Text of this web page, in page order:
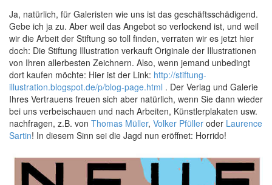
Ja, natürlich, für Galeristen wie uns ist das geschäftsschädigend.
Gebe ich ja zu. Aber weil das Angebot so verlockend ist, und weil
wir die Arbeit der Stiftung so toll finden, verraten wir es jetzt hier
doch: Die Stiftung Illustration verkauft Originale der Illustrationen
von Ihren allerbesten Zeichnern. Also, wenn jemand unbedingt
dort kaufen möchte: Hier ist der Link: http://stiftung-
illustration.blogspot.de/p/blog-page.html . Der Verlag und Galerie
Ihres Vertrauens freuen sich aber natürlich, wenn Sie dann wieder
bei uns verbeischauen und nach Arbeiten, Künstlerplakaten usw.
nachfragen, z.B. von Thomas Müller, Volker Pfüller oder Laurence
Sartin! In diesem Sinn sei die Jagd nun eröffnet: Horrido!